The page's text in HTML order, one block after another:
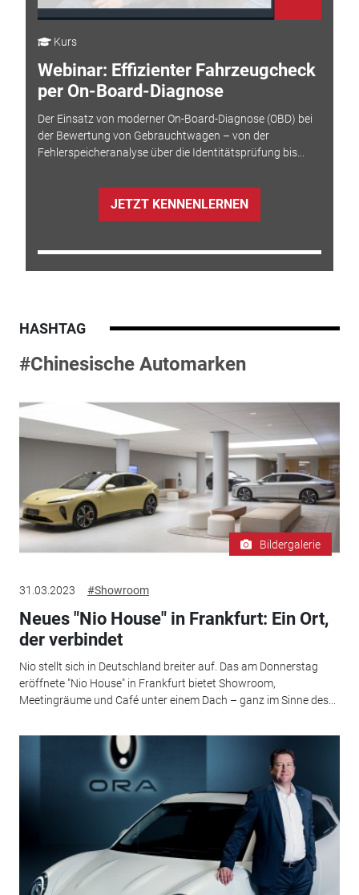
Kurs
Webinar: Effizienter Fahrzeugcheck
per On-Board-Diagnose
Der Einsatz von moderner On-Board-Diagnose (OBD) bei
der Bewertung von Gebrauchtwagen – von der
Fehlerspeicheranalyse über die Identitätsprüfung bis...
JETZT KENNENLERNEN
HASHTAG
#Chinesische Automarken
Bildergalerie
31.03.2023 #Showroom
Neues "Nio House" in Frankfurt: Ein Ort,
der verbindet
Nio stellt sich in Deutschland breiter auf. Das am Donnerstag
eröffnete "Nio House" in Frankfurt bietet Showroom,
Meetingräume und Café unter einem Dach – ganz im Sinne des...